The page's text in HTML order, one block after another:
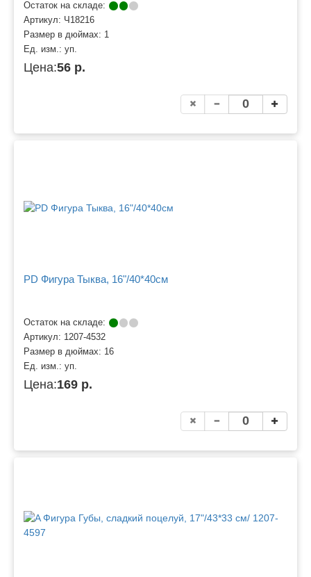
Остаток на складе:
Артикул: Ч18216
Размер в дюймах: 1
Ед. изм.: уп.
Цена:56 р.
PD Фигура Тыква, 16"/40*40см
Остаток на складе:
Артикул: 1207-4532
Размер в дюймах: 16
Ед. изм.: уп.
Цена:169 р.